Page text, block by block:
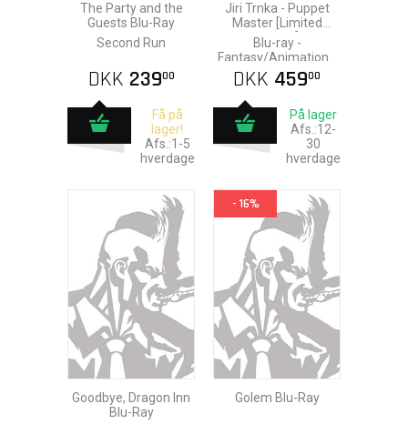
The Party and the
Guests Blu-Ray
Second Run
DKK 23900
Få på
lager!
Afs.:1-5
hverdage
Jiri Trnka - Puppet
Master [Limited
Edition]
Blu-ray -
Fantasy/Animation -
Second Run [UK]
DKK 45900
På lager
Afs.:12-
30
hverdage
Goodbye, Dragon Inn
Blu-Ray
- 16%
Golem Blu-Ray